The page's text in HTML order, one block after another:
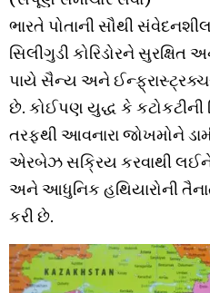
ભારતે પોતાની સૌથી
સિલીગુડી કોરિડોરને
પાયે સૈન્ય અને
છે. કોઈપણ યુદ્ધ કે કટોકટીની
તરફથી આવનારા જોખમોને
એરબેઝ સક્રિય કરવાથી
અને આધુનિક હથિયારોની
કરી છે.